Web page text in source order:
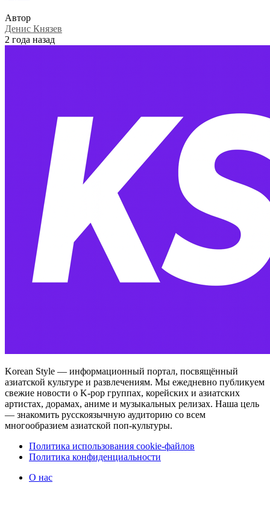
Автор
Денис Князев
2 года назад
Korean Style — информационный портал, посвящённый
азиатской культуре и развлечениям. Мы ежедневно публикуем
свежие новости о K-pop группах, корейских и азиатских
артистах, дорамах, аниме и музыкальных релизах. Наша цель
— знакомить русскоязычную аудиторию со всем
многообразием азиатской поп-культуры.
Политика использования cookie-файлов
Политика конфиденциальности
О нас